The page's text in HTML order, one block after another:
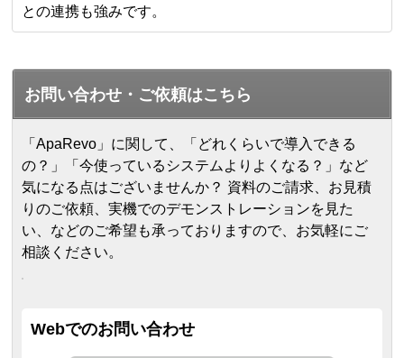
との連携も強みです。
お問い合わせ・ご依頼はこちら
「ApaRevo」に関して、「どれくらいで導入できる
の？」「今使っているシステムよりよくなる？」など
気になる点はございませんか？ 資料のご請求、お見積
りのご依頼、実機でのデモンストレーションを見た
い、などのご希望も承っておりますので、お気軽にご
相談ください。
Webでのお問い合わせ